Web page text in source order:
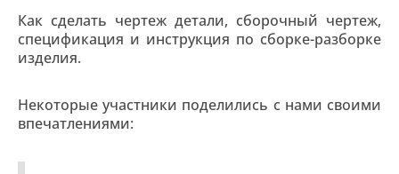
Как сделать чертеж детали, сборочный чертеж,
спецификация и инструкция по сборке-разборке
изделия.
Некоторые участники поделились с нами своими
впечатлениями: